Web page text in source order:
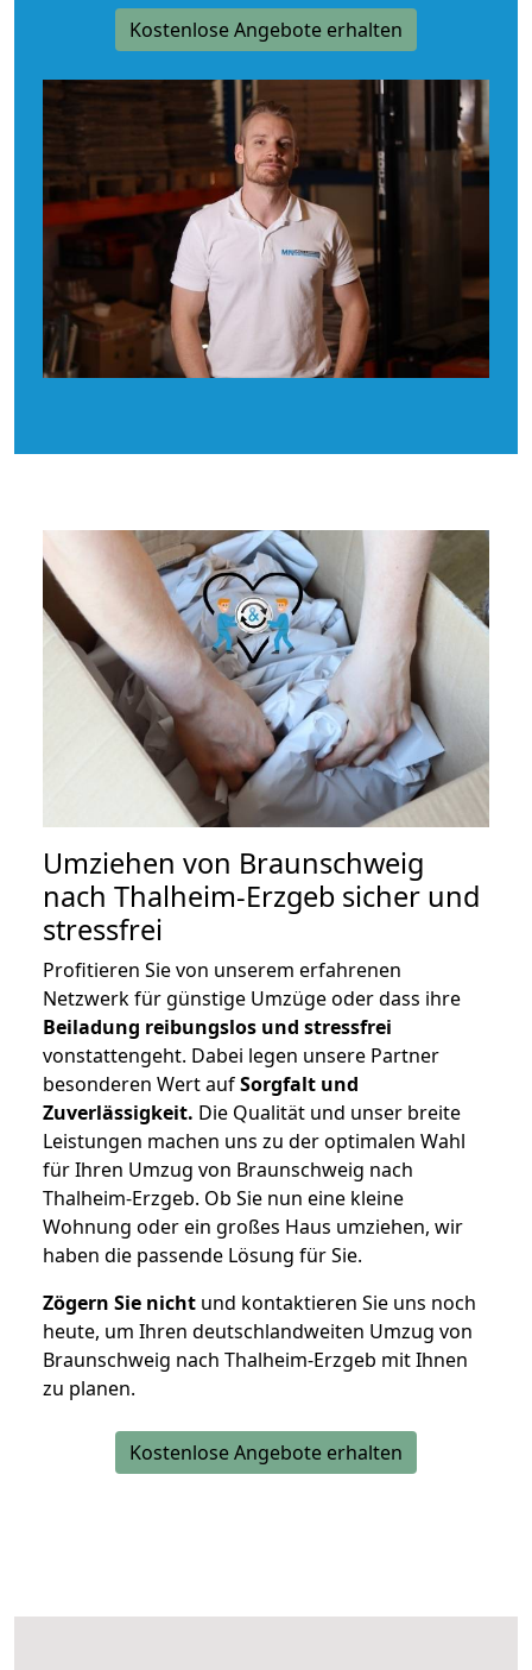
Kostenlose Angebote erhalten
Umziehen von Braunschweig
nach Thalheim-Erzgeb sicher und
stressfrei
Profitieren Sie von unserem erfahrenen
Netzwerk für günstige Umzüge oder dass ihre
Beiladung reibungslos und stressfrei
vonstattengeht. Dabei legen unsere Partner
besonderen Wert aufSorgfalt und
Zuverlässigkeit. Die Qualität und unser breite
Leistungen machen uns zu der optimalen Wahl
für Ihren Umzug von Braunschweig nach
Thalheim-Erzgeb. Ob Sie nun eine kleine
Wohnung oder ein großes Haus umziehen, wir
haben die passende Lösung für Sie.
Zögern Sie nicht und kontaktieren Sie uns noch
heute, um Ihren deutschlandweiten Umzug von
Braunschweig nach Thalheim-Erzgeb mit Ihnen
zu planen.
Kostenlose Angebote erhalten